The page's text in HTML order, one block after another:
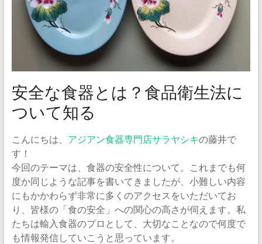
ア
ジ
ア
ン
食
器
の
通
販
サ
イ
安全な食器とは？食品衛生法に
ついて知る
こんにちは、 アジアン食器専門店サラヤシキの藤井で
す！
今回のテーマは、食器の安全性について。これまでも何
度か同じような記事を書いてきましたが、小難しい内容
にもかかわらず非常に多くのアクセスをいただいてお
り、皆様の「食の安全」への関心の高さが伺えます。私
たちは輸入食器のプロとして、大切なことなので何度で
も情報発信していこうと思っています。